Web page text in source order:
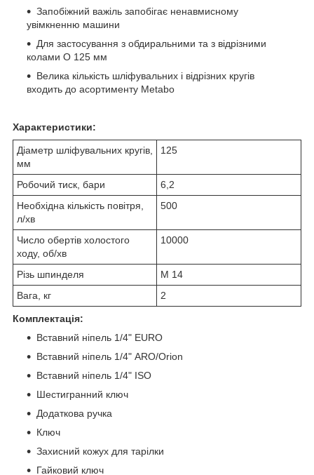
Запобіжний важіль запобігає ненавмисному
увімкненню машини
Для застосування з обдиральними та з відрізними
колами O 125 мм
Велика кількість шліфувальних і відрізних кругів
входить до асортименту Metabo
Характеристики:
Діаметр шліфувальних кругів,
мм
125
Робочий тиск, бари
6,2
Необхідна кількість повітря,
л/хв
500
Число обертів холостого
ходу, об/хв
10000
Різь шпинделя
M 14
Вага, кг
2
Комплектація:
Вставний ніпель 1/4" EURO
Вставний ніпель 1/4" ARO/Orion
Вставний ніпель 1/4" ISO
Шестигранний ключ
Додаткова ручка
Ключ
Захисний кожух для тарілки
Гайковий ключ